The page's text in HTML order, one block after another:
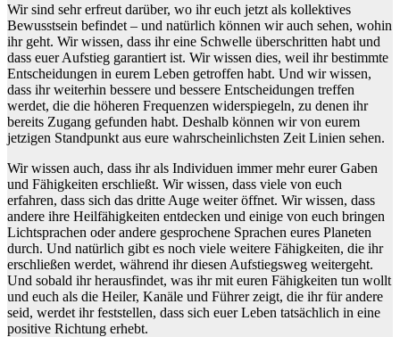
Wir sind sehr erfreut darüber, wo ihr euch jetzt als kollektives
Bewusstsein befindet – und natürlich können wir auch sehen, wohin
ihr geht. Wir wissen, dass ihr eine Schwelle überschritten habt und
dass euer Aufstieg garantiert ist. Wir wissen dies, weil ihr bestimmte
Entscheidungen in eurem Leben getroffen habt. Und wir wissen,
dass ihr weiterhin bessere und bessere Entscheidungen treffen
werdet, die die höheren Frequenzen widerspiegeln, zu denen ihr
bereits Zugang gefunden habt. Deshalb können wir von eurem
jetzigen Standpunkt aus eure wahrscheinlichsten Zeit Linien sehen.
Wir wissen auch, dass ihr als Individuen immer mehr eurer Gaben
und Fähigkeiten erschließt. Wir wissen, dass viele von euch
erfahren, dass sich das dritte Auge weiter öffnet. Wir wissen, dass
andere ihre Heilfähigkeiten entdecken und einige von euch bringen
Lichtsprachen oder andere gesprochene Sprachen eures Planeten
durch. Und natürlich gibt es noch viele weitere Fähigkeiten, die ihr
erschließen werdet, während ihr diesen Aufstiegsweg weitergeht.
Und sobald ihr herausfindet, was ihr mit euren Fähigkeiten tun wollt
und euch als die Heiler, Kanäle und Führer zeigt, die ihr für andere
seid, werdet ihr feststellen, dass sich euer Leben tatsächlich in eine
positive Richtung erhebt.